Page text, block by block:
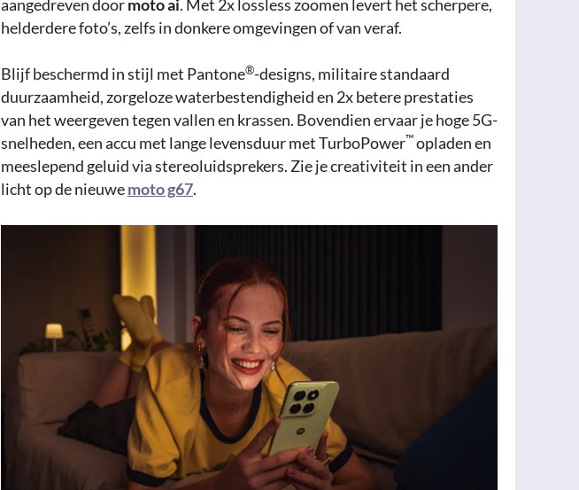
aangedreven doormoto ai. Met 2x lossless zoomen levert het scherpere,
helderdere foto’s, zelfs in donkere omgevingen of van veraf.
Blijf beschermd in stijl met Pantone®-designs, militaire standaard
duurzaamheid, zorgeloze waterbestendigheid en 2x betere prestaties
van het weergeven tegen vallen en krassen. Bovendien ervaar je hoge 5G-
snelheden, een accu met lange levensduur met TurboPower™opladen en
meeslepend geluid via stereoluidsprekers. Zie je creativiteit in een ander
licht op de nieuwemoto g67.